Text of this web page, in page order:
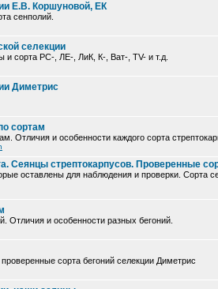
Е.В. Коршуновой, ЕК
сенполий.
селекции
и сорта РС-, ЛЕ-, ЛиК, К-, Ват-, TV- и т.д.
Диметрис
сортам
Отличия и особенности каждого сорта
Сеянцы стрептокарпусов. Проверенные
оставлены для наблюдения и проверки. Сорта
Отличия и особенности разных бегоний.
сорта бегоний селекции Диметрис